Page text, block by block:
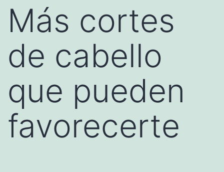
Más cortes
de cabello
que pueden
favorecerte